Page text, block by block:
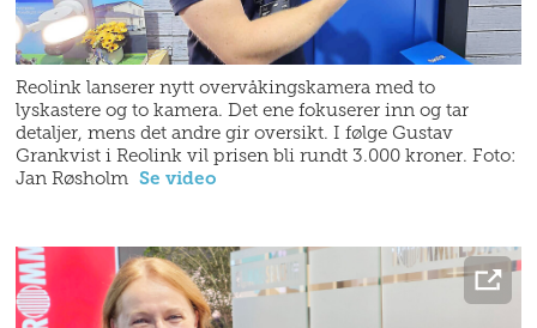
Reolink lanserer nytt overvåkingskamera med to
lyskastere og to kamera. Det ene fokuserer inn og tar
detaljer, mens det andre gir oversikt. I følge Gustav
Grankvist i Reolink vil prisen bli rundt 3.000 kroner. Foto:
Jan Røsholm Se video